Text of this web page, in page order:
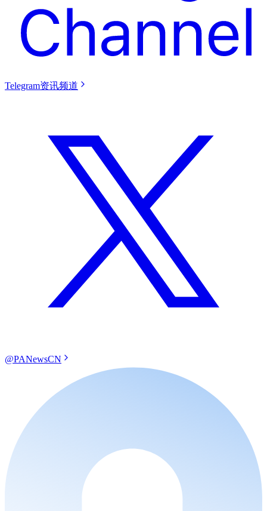
Telegram资讯频道
@PANewsCN